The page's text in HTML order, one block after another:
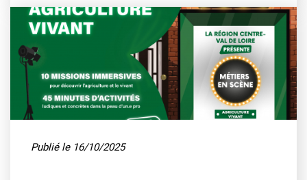
Publié le 16/10/2025